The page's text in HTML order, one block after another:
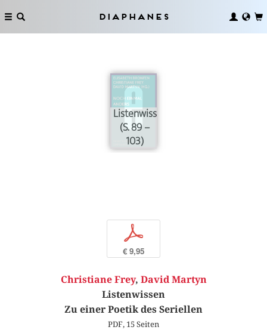
Diaphanes
Listenwissen
(S. 89 –
103)
p
€ 9,95
Christiane Frey, David Martyn
Listenwissen
Zu einer Poetik des Seriellen
PDF, 15 Seiten